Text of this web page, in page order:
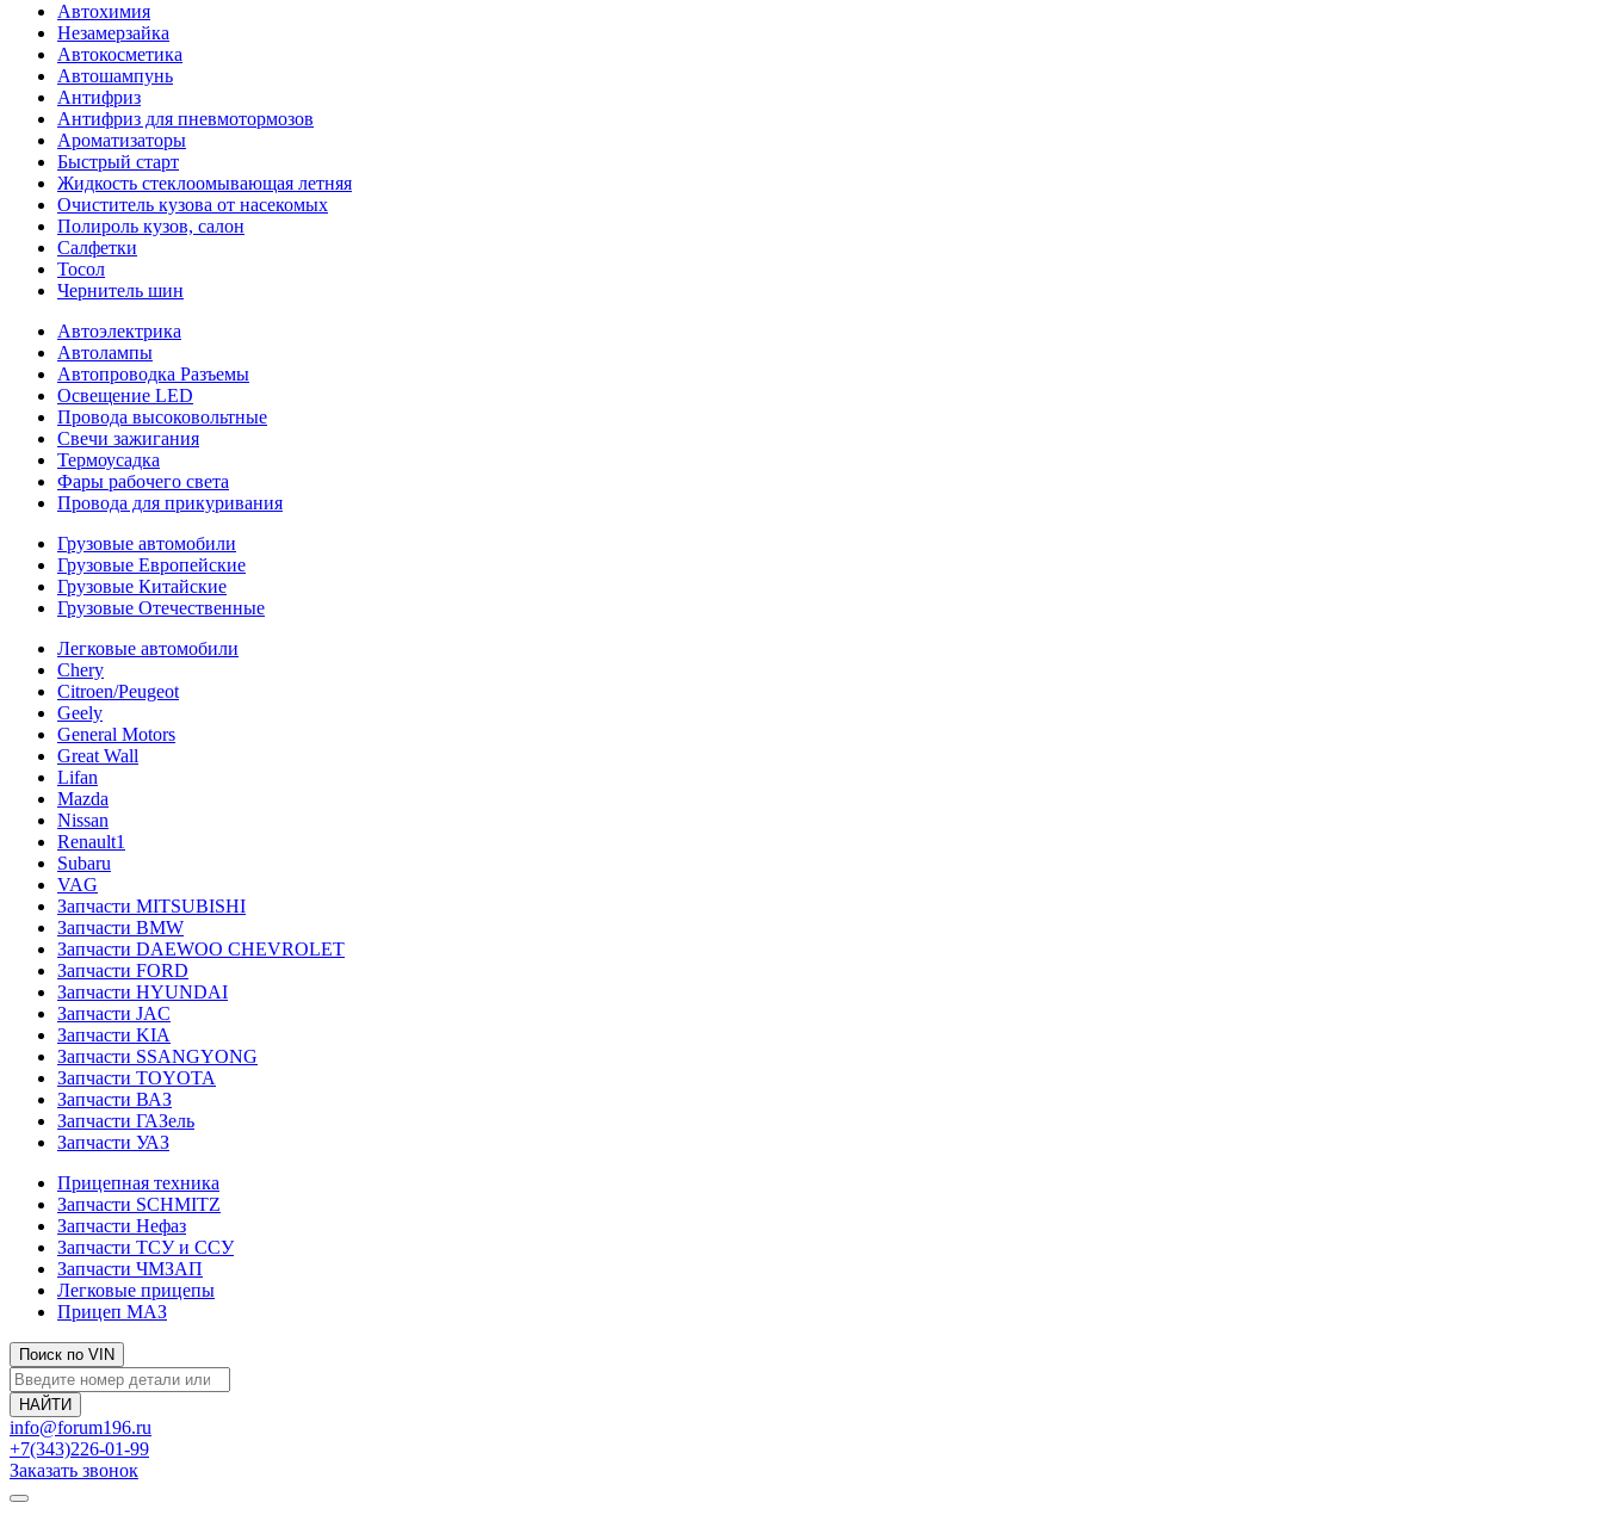
Автохимия
Незамерзайка
Автокосметика
Автошампунь
Антифриз
Антифриз для пневмотормозов
Ароматизаторы
Быстрый старт
Жидкость стеклоомывающая летняя
Очиститель кузова от насекомых
Полироль кузов, салон
Салфетки
Тосол
Чернитель шин
Автоэлектрика
Автолампы
Автопроводка Разъемы
Освещение LED
Провода высоковольтные
Свечи зажигания
Термоусадка
Фары рабочего света
Провода для прикуривания
Грузовые автомобили
Грузовые Европейские
Грузовые Китайские
Грузовые Отечественные
Легковые автомобили
Chery
Citroen/Peugeot
Geely
General Motors
Great Wall
Lifan
Mazda
Nissan
Renault1
Subaru
VAG
Запчасти MITSUBISHI
Запчасти BMW
Запчасти DAEWOO CHEVROLET
Запчасти FORD
Запчасти HYUNDAI
Запчасти JAC
Запчасти KIA
Запчасти SSANGYONG
Запчасти TOYOTA
Запчасти ВАЗ
Запчасти ГАЗель
Запчасти УАЗ
Прицепная техника
Запчасти SCHMITZ
Запчасти Нефаз
Запчасти ТСУ и ССУ
Запчасти ЧМЗАП
Легковые прицепы
Прицеп МАЗ
Поиск по VIN
info@forum196.ru
+7(343)226-01-99
Заказать звонок